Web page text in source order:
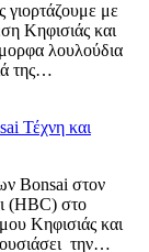
με
Κηφισιάς και
λουλούδια
της…
Τέχνη και
Bonsai στον
(HBC) στο
Κηφισιάς και
την…